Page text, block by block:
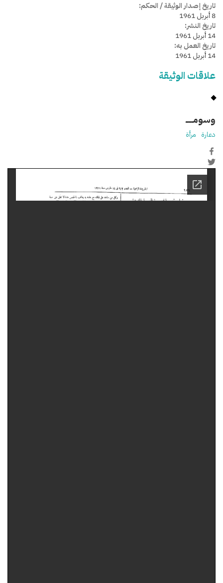
تاريخ إصدار الوثيقة / الحكم:
8 أبريل 1961
تاريخ النشر:
14 أبريل 1961
تاريخ العمل به:
14 أبريل 1961
علاقات الوثيقة
وسومـــــ
دعارة مرأة